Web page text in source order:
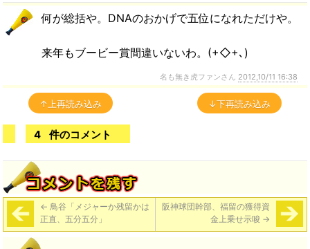
何が総括や。DNAのおかげで五位になれただけや。
来年もブービー賞間違いないわ。(+◇+､)
名も無き虎ファンさん 2012,10/11 16:38
↑上再読み込み ↓下再読み込み
4 件のコメント
← 鳥谷「メジャーか残留かは
正直、五分五分」
阪神球団幹部、福留の獲得資
金上乗せ示唆 →